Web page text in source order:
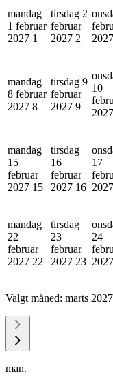
mandag
1 februar
2027 1
tirsdag 2
februar
2027 2
2027
mandag
8 februar
2027 8
tirsdag 9
februar
2027 9
10
2027
mandag
15
februar
2027 15
tirsdag
16
februar
2027 16
17
2027
mandag
22
februar
2027 22
tirsdag
23
februar
2027 23
24
2027
Valgt måned: marts 2027
man.